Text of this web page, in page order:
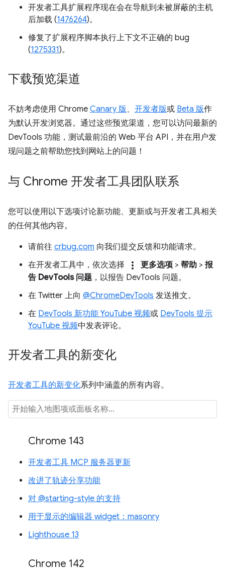
开发者工具扩展程序现在会在导航到未被屏蔽的主机
后加载 (1476264)。
修复了扩展程序脚本执行上下文不正确的 bug
(1275331)。
下载预览渠道
不妨考虑使用 Chrome Canary 版、 开发者版或 Beta 版作
为默认开发浏览器。通过这些预览渠道，您可以访问最新的
DevTools 功能，测试最前沿的 Web 平台 API，并在用户发
现问题之前帮助您找到网站上的问题！
与 Chrome 开发者工具团队联系
您可以使用以下选项讨论新功能、更新或与开发者工具相关
的任何其他内容。
请前往 crbug.com 向我们提交反馈和功能请求。
在开发者工具中，依次选择
more_vert 更多选项 > 帮助 > 报
告 DevTools 问题 ，以报告 DevTools 问题。
在 Twitter 上向 @ChromeDevTools 发送推文。
在 DevTools 新功能 YouTube 视频或 DevTools 提示
YouTube 视频中发表评论。
开发者工具的新变化
开发者工具的新变化系列中涵盖的所有内容。
Chrome 143
开发者工具 MCP 服务器更新
改进了轨迹分享功能
对 @starting-style 的支持
用于显示的编辑器 widget：masonry
Lighthouse 13
Chrome 142